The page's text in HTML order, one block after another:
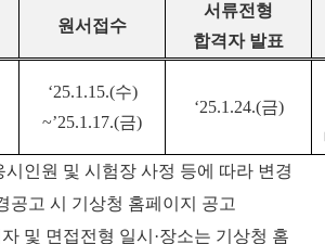
원서접수
서류전형
합격자 발표
‘25.1.15.(수)
~’25.1.17.(금)
‘25.1.24.(금)
인원 및 시험장 사정 등에 따라 변경
공고 시 기상청 홈페이지 공고
및 면접전형 일시·장소는 기상청 홈